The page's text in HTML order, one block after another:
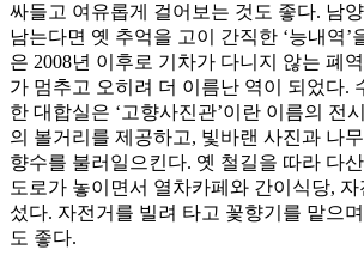
싸들고 여유롭게 걸어보는 것도 좋다. 남
남는다면 옛 추억을 고이 간직한 ‘능내역’
은 2008년 이후로 기차가 다니지 않는 폐
가 멈추고 오히려 더 이름난 역이 되었다.
한 대합실은 ‘고향사진관’이란 이름의 전
의 볼거리를 제공하고, 빛바랜 사진과 나
향수를 불러일으킨다. 옛 철길을 따라 다
도로가 놓이면서 열차카페와 간이식당,
섰다. 자전거를 빌려 타고 꽃향기를 맡으
도 좋다.